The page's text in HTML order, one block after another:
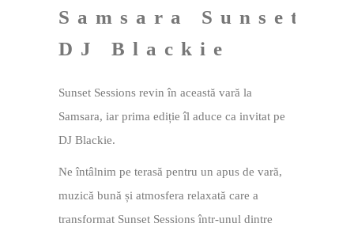
Samsara Sunset
DJ Blackie
Sunset Sessions revin în această vară la
Samsara, iar prima ediție îl aduce ca invitat pe
DJ Blackie.
Ne întâlnim pe terasă pentru un apus de vară,
muzică bună și atmosfera relaxată care a
transformat Sunset Sessions într-unul dintre